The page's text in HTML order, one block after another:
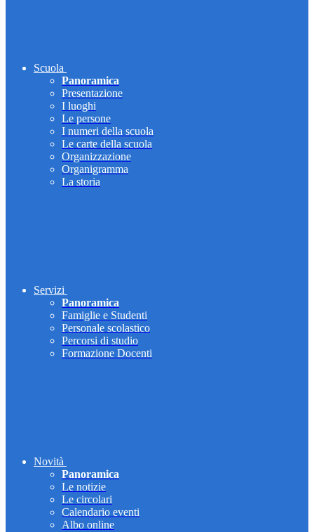
Scuola
Panoramica
Presentazione
I luoghi
Le persone
I numeri della scuola
Le carte della scuola
Organizzazione
Organigramma
La storia
Servizi
Panoramica
Famiglie e Studenti
Personale scolastico
Percorsi di studio
Formazione Docenti
Novità
Panoramica
Le notizie
Le circolari
Calendario eventi
Albo online